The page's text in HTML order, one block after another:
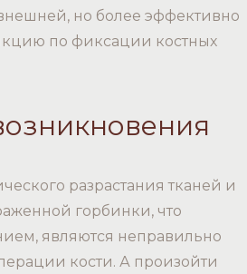
но более эффективно
по фиксации костных
разрастания тканей и
горбинки, что
являются неправильно
кости. А произойти